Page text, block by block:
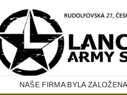
NAŠE FIRMA BYLA